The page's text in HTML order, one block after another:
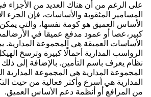
على الرغم من أن هناك العديد من الأجزاء
المسامير المثقوبة والأساسات، فإن الجزء
الأساس العميق هو كومة نفسها، والتي
كبير،عصا أو عمود مدفع عميقا في
الأساسات العميقة هي المجموعة المدارية.
الرواسب المدارية أحمالًا كبيرة وترسخ
نظام يعرف باسم التأمين. بالإضافة إلى
المجموعة المدارية هي المجموعة المدارية
المدارية هي أسرع وأكثر فعالية من حيث
من المرافع أو أنظمة دعم الأساس العميق.